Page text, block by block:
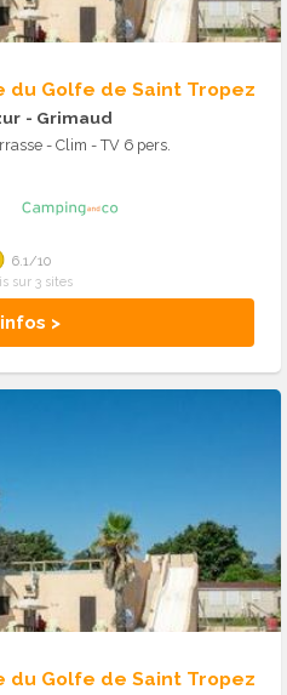
du Golfe de Saint Tropez
- Grimaud
- Clim - TV 6 pers.
>
6.1/10
sur 3 sites
du Golfe de Saint Tropez